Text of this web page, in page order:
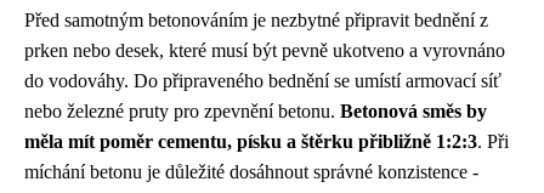
Před samotným betonováním je nezbytné připravit bednění z
prken nebo desek, které musí být pevně ukotveno a vyrovnáno
do vodováhy. Do připraveného bednění se umístí armovací síť
nebo železné pruty pro zpevnění betonu. Betonová směs by
měla mít poměr cementu, písku a štěrku přibližně 1:2:3. Při
míchání betonu je důležité dosáhnout správné konzistence -